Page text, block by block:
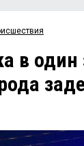
в